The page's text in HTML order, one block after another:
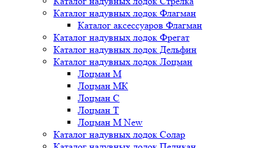
Каталог надувных лодок Флагман
Каталог аксессуаров Флагман
Каталог надувных лодок Фрегат
Каталог надувных лодок Дельфин
Каталог надувных лодок Лоцман
Лоцман М
Лоцман МК
Лоцман С
Лоцман Т
Лоцман М New
Каталог надувных лодок Солар